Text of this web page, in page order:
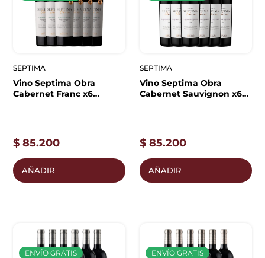
SEPTIMA
Vino Septima Obra
Cabernet Franc x6
$ 85.200
AÑADIR
SEPTIMA
Vino Septima Obra
Cabernet Sauvignon x6
$ 85.200
AÑADIR
ENVÍO GRATIS ENVÍO GRATIS